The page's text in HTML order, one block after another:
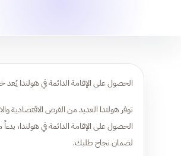
الحصول على الإقامة الدائمة في هولندا يُعد
توفر هولندا العديد من الفرص الاقتصادية
الحصول على الإقامة الدائمة في هولندا،
لضمان نجاح طلبك.